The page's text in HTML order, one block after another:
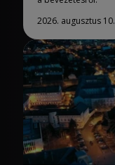
2026. augusztus 10.